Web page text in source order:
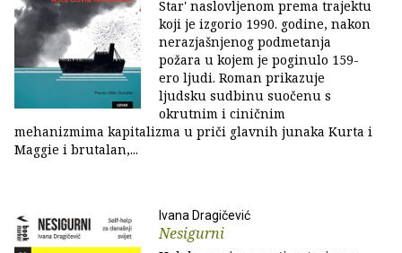
Star' naslovljenom prema trajektu
koji je izgorio 1990. godine, nakon
nerazjašnjenog podmetanja
požara u kojem je poginulo 159-
ero ljudi. Roman prikazuje
ljudsku sudbinu suočenu s
okrutnim i ciničnim
mehanizmima kapitalizma u priči glavnih junaka Kurta i
Maggie i brutalan,...
Ivana Dragičević
Nesigurni